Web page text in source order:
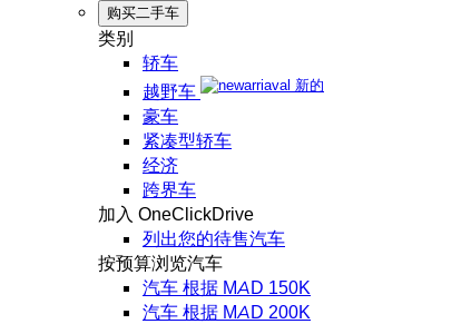
购买二手车
类别
轿车
越野车
新的
豪车
紧凑型轿车
经济
跨界车
加入 OneClickDrive
列出您的待售汽车
按预算浏览汽车
汽车 根据 MAD 150K
汽车 根据 MAD 200K